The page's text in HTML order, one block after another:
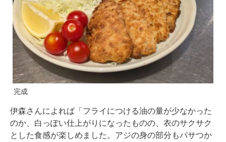
完成
伊森さんによれば「フライにつける油の量が少なかった
のか、白っぽい仕上がりになったものの、衣のサクサク
とした食感が楽しめました。アジの身の部分もパサつか